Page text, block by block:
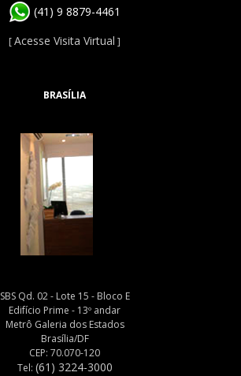
(41) 9 8879-4461
[Acesse Visita Virtual ]
BRASÍLIA
SBS Qd. 02 - Lote 15 - Bloco E
Edifício Prime - 13º andar
Metrô Galeria dos Estados
Brasília/DF
CEP: 70.070-120
Tel: (61) 3224-3000